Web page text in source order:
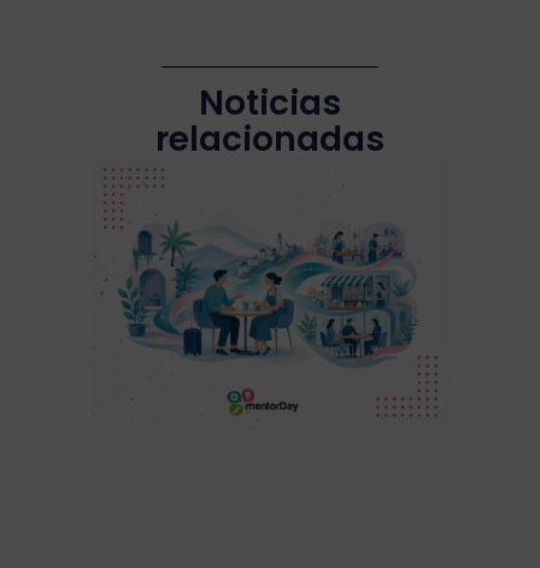
Noticias
relacionadas